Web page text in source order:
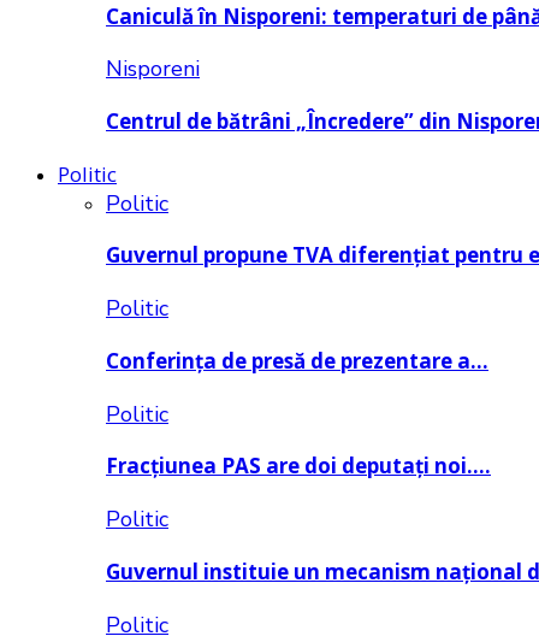
Caniculă în Nisporeni: temperaturi de
Nisporeni
Centrul de bătrâni „Încredere” din
Politic
Politic
Guvernul propune TVA diferențiat pentru
Politic
Conferința de presă de prezentare a…
Politic
Fracțiunea PAS are doi deputați noi….
Politic
Guvernul instituie un mecanism național
Politic